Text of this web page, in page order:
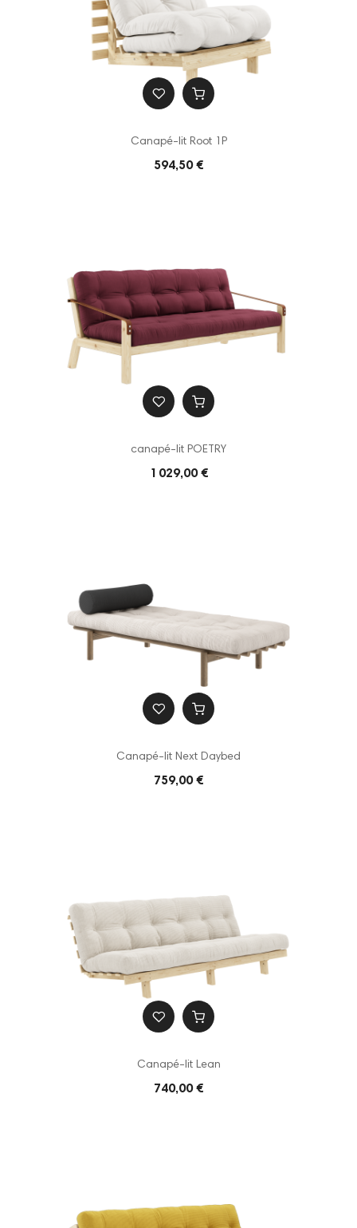
Canapé-lit Root 1P
594,50 €
canapé-lit POETRY
1 029,00 €
Canapé-lit Next Daybed
759,00 €
Canapé-lit Lean
740,00 €